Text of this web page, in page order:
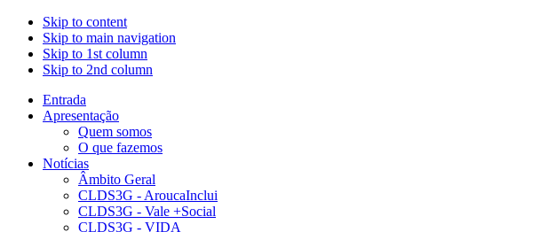
Skip to content
Skip to main navigation
Skip to 1st column
Skip to 2nd column
Entrada
Apresentação
Quem somos
O que fazemos
Notícias
Âmbito Geral
CLDS3G - AroucaInclui
CLDS3G - Vale +Social
CLDS3G - VIDA